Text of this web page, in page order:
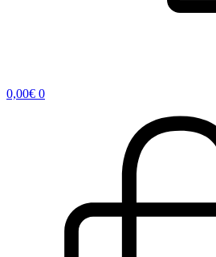
0,00€ 0